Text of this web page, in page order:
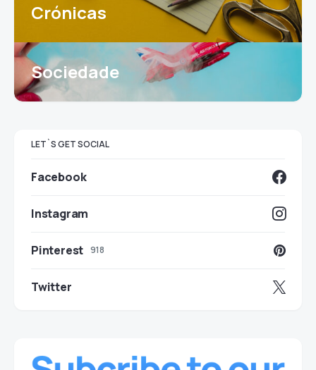
Crónicas
Sociedade
LET`S GET SOCIAL
Facebook
Instagram
Pinterest 918
Twitter